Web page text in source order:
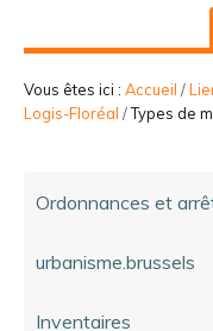
PARTICIPER
Vous êtes ici : Accueil /
Logis-Floréal /Types de
Ordonnances et
urbanisme.brussels
Inventaires